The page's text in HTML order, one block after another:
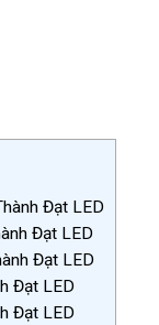
Đạt LED
Đạt LED
Đạt LED
Đạt LED
Đạt LED